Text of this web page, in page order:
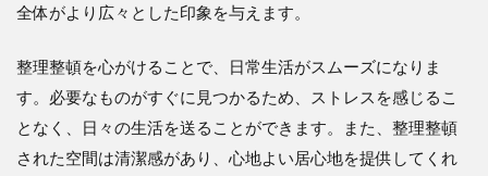
全体がより広々とした印象を与えます。
整理整頓を心がけることで、日常生活がスムーズになりま
す。必要なものがすぐに見つかるため、ストレスを感じるこ
となく、日々の生活を送ることができます。また、整理整頓
された空間は清潔感があり、心地よい居心地を提供してくれ